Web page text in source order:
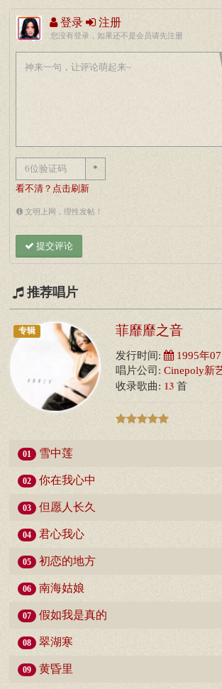
登录 注册
您没有登录，如果还不是会员请先注册
*
看不清？点击刷新
文明上网，理性发帖！
提交评论
推荐唱片
专辑 菲靡靡之音
发行时间: 1995年07
唱片公司: Cinepoly新
收录歌曲: 13 首
01 雪中莲
02 你在我心中
03 但愿人长久
04 君心我心
05 初恋的地方
06 南海姑娘
07 假如我是真的
08 翠湖寒
09 黄昏里